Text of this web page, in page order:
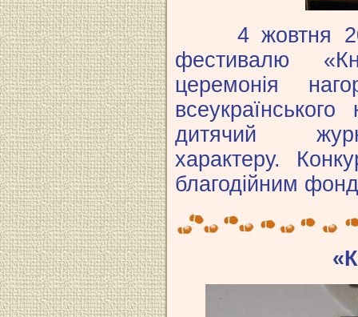
4 жовтня
фестивалю
церемонія
дитячий
характеру.
благодійним